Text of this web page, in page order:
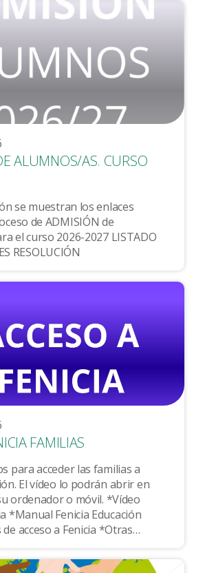
ALUMNOS/AS. CURSO
de ADMISIÓN de
2026-2027 LISTADO
PROVISIONALES RESOLUCIÓN
FAMILIAS
para acceder las familias a
El vídeo lo podrán abrir en
o móvil. *Vídeo
a Fenicia *Otras